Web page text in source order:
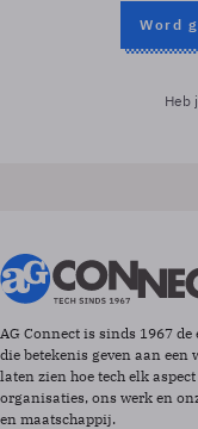
Word
Heb
AG Connect is sinds 1967
die betekenis geven aan
laten zien hoe tech elk
organisaties, ons werk en
en maatschappij.